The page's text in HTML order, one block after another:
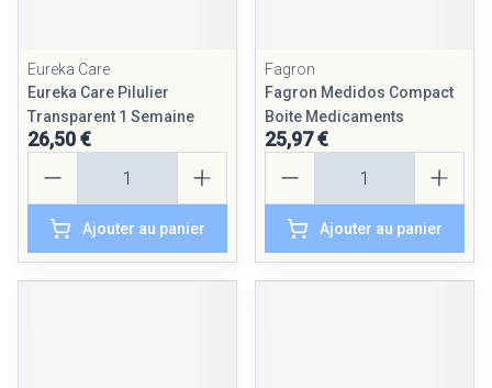
Eureka Care
Eureka Care Pilulier
Transparent 1 Semaine
26,50 €
Ajouter au panier
Fagron
Fagron Medidos Compact
Boite Medicaments
25,97 €
Ajouter au panier